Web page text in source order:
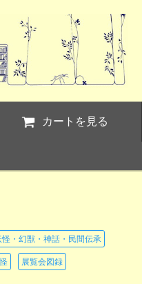
カートを見る
怪・幻獣・神話・民間伝承
展覧会図録